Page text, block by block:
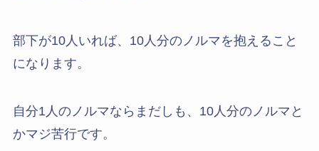
部下が10人いれば、10人分のノルマを抱えること
になります。
自分1人のノルマならまだしも、10人分のノルマと
かマジ苦行です。